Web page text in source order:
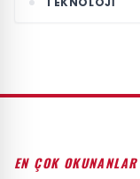
EN ÇOK OKUNANLAR